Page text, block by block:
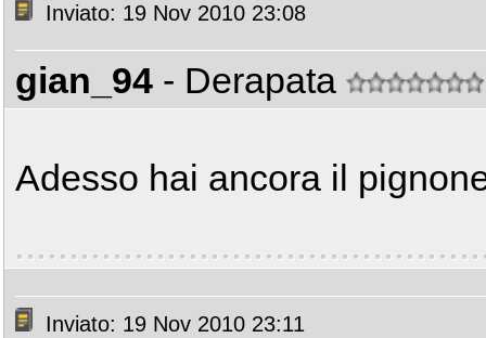
Inviato: 19 Nov 2010 23:08
gian_94 - Derapata
Adesso hai ancora il
Inviato: 19 Nov 2010 23:11